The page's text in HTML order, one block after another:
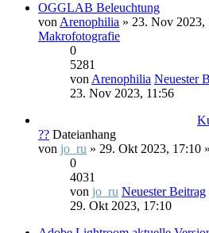
OGGLAB Beleuchtung
von Arenophilia » 23. Nov 2023,
Makrofotografie
0
5281
von Arenophilia Neuester
23. Nov 2023, 11:56
?? Dateianhang
von jo_ru » 29. Okt 2023, 17:10
0
4031
von jo_ru Neuester Beitrag
29. Okt 2023, 17:10